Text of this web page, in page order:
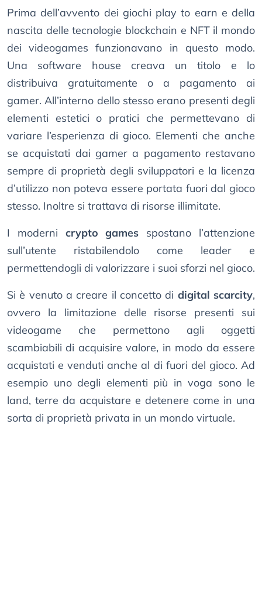
Prima dell’avvento dei giochi play to earn e della
nascita delle tecnologie blockchain e NFT il mondo
dei videogames funzionavano in questo modo.
Una software house creava un titolo e lo
distribuiva gratuitamente o a pagamento ai
gamer. All’interno dello stesso erano presenti degli
elementi estetici o pratici che permettevano di
variare l’esperienza di gioco. Elementi che anche
se acquistati dai gamer a pagamento restavano
sempre di proprietà degli sviluppatori e la licenza
d’utilizzo non poteva essere portata fuori dal gioco
stesso. Inoltre si trattava di risorse illimitate.
I moderni crypto games spostano l’attenzione
sull’utente ristabilendolo come leader e
permettendogli di valorizzare i suoi sforzi nel gioco.
Si è venuto a creare il concetto di digital scarcity,
ovvero la limitazione delle risorse presenti sui
videogame che permettono agli oggetti
scambiabili di acquisire valore, in modo da essere
acquistati e venduti anche al di fuori del gioco. Ad
esempio uno degli elementi più in voga sono le
land, terre da acquistare e detenere come in una
sorta di proprietà privata in un mondo virtuale.